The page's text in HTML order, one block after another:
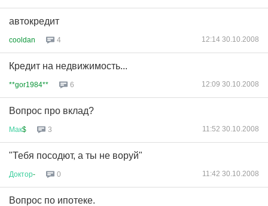
автокредит
cooldan 4 12:14 30.10.2008
Кредит на недвижимость...
**gor1984** 6 12:09 30.10.2008
Вопрос про вклад?
Мак$ 3 11:52 30.10.2008
"Тебя посодют, а ты не воруй"
Доктор- 0 11:42 30.10.2008
Вопрос по ипотеке.